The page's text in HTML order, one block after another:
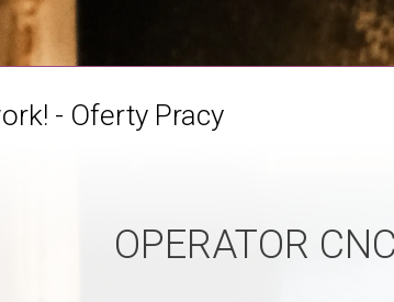
- Oferty Pracy
OPERATOR